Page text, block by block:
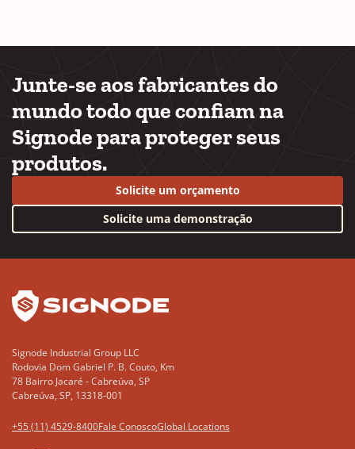
Junte-se aos fabricantes do
mundo todo que confiam na
Signode para proteger seus
produtos.
Solicite um orçamento
Solicite uma demonstração
Signode Industrial Group LLC
Rodovia Dom Gabriel P. B. Couto, Km
78 Bairro Jacaré - Cabreúva, SP
Cabreúva, SP, 13318-001
+55 (11) 4529-8400Fale ConoscoGlobal Locations